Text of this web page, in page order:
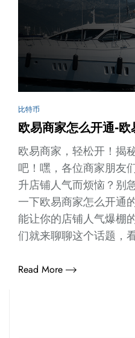
比特币
欧易商家怎么开通-
欧易商家，轻松开！揭
吧！嘿，各位商家朋友
升店铺人气而烦恼？别
一下欧易商家怎么开通
能让你的店铺人气爆棚
们就来聊聊这个话题，
Read More